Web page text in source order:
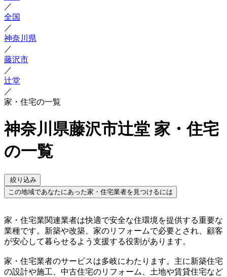
／
全国
／
神奈川県
／
藤沢市
／
辻堂
／
家・住宅の一覧
神奈川県藤沢市辻堂 家・住宅
の一覧
絞り込み
この地域であなたにあった家・住宅業者を見つけるには
家・住宅業関連業者は快適で安全な住環境を提供する重要な
業種です。新築や改築、家のリフォームで必要とされ、顧客
が安心して暮らせるよう支援する役割があります。
家・住宅業者のサービスは多岐にわたります。主に新築住宅
の設計や施工、中古住宅のリフォーム、土地や賃貸住宅など